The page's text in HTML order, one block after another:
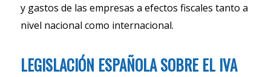
y gastos de las empresas a efectos fiscales tanto a
nivel nacional como internacional.
LEGISLACIÓN ESPAÑOLA SOBRE EL IVA